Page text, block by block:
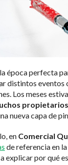
época perfecta
distintos eventos
Los meses
nueva capa de
en Comercial
de referencia en la
a explicar por qué